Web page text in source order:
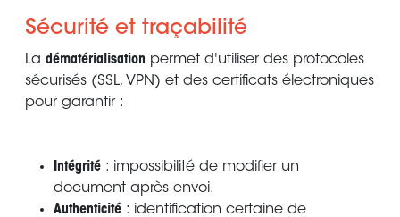
Sécurité et traçabilité
La dématérialisation permet d'utiliser des protocoles
sécurisés (SSL, VPN) et des certificats électroniques
pour garantir :
Intégrité : impossibilité de modifier un
document après envoi.
Authenticité : identification certaine de